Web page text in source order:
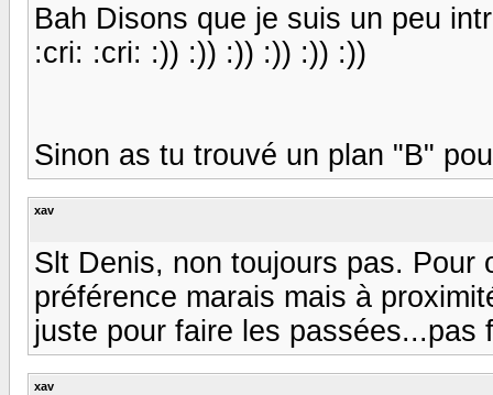
Bah Disons que je suis un peu
:cri: :cri: :)) :)) :)) :)) :)) :))
Sinon as tu trouvé un plan "B"
xav
Slt Denis, non toujours pas. Pour
préférence marais mais à
juste pour faire les passées...pas
xav